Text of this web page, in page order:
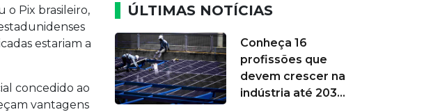
o Pix brasileiro,
estariam a
concedido ao
vantagens
ÚLTIMAS NOTÍCIAS
Conheça 16
profissões que
devem crescer na
indústria até 203...